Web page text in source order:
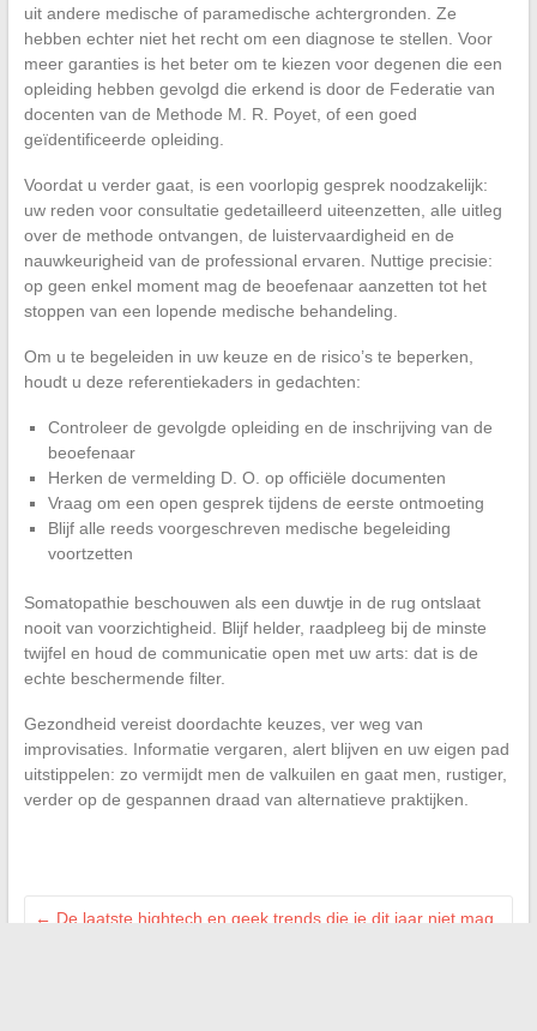
uit andere medische of paramedische achtergronden. Ze
hebben echter niet het recht om een diagnose te stellen. Voor
meer garanties is het beter om te kiezen voor degenen die een
opleiding hebben gevolgd die erkend is door de Federatie van
docenten van de Methode M. R. Poyet, of een goed
geïdentificeerde opleiding.
Voordat u verder gaat, is een voorlopig gesprek noodzakelijk:
uw reden voor consultatie gedetailleerd uiteenzetten, alle uitleg
over de methode ontvangen, de luistervaardigheid en de
nauwkeurigheid van de professional ervaren. Nuttige precisie:
op geen enkel moment mag de beoefenaar aanzetten tot het
stoppen van een lopende medische behandeling.
Om u te begeleiden in uw keuze en de risico’s te beperken,
houdt u deze referentiekaders in gedachten:
Controleer de gevolgde opleiding en de inschrijving van de
beoefenaar
Herken de vermelding D. O. op officiële documenten
Vraag om een open gesprek tijdens de eerste ontmoeting
Blijf alle reeds voorgeschreven medische begeleiding
voortzetten
Somatopathie beschouwen als een duwtje in de rug ontslaat
nooit van voorzichtigheid. Blijf helder, raadpleeg bij de minste
twijfel en houd de communicatie open met uw arts: dat is de
echte beschermende filter.
Gezondheid vereist doordachte keuzes, ver weg van
improvisaties. Informatie vergaren, alert blijven en uw eigen pad
uitstippelen: zo vermijdt men de valkuilen en gaat men, rustiger,
verder op de gespannen draad van alternatieve praktijken.
← De laatste hightech en geek trends die je dit jaar niet mag